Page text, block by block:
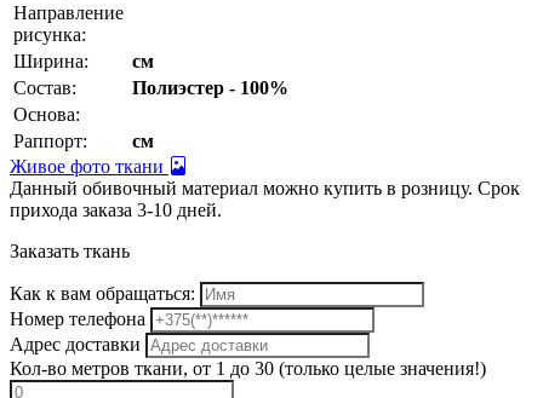
Направление
рисунка:
Ширина:
см
Состав:
Полиэстер - 100%
Основа:
Раппорт:
см
Живое фото ткани
Данный обивочный материал можно купить в розницу. Срок
прихода заказа 3-10 дней.
Заказать ткань
Как к вам обращаться:
Номер телефона
Адрес доставки
Кол-во метров ткани, от 1 до 30 (только целые значения!)